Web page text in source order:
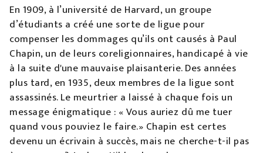
En 1909, à l’université de Harvard, un groupe
d’étudiants a créé une sorte de ligue pour
compenser les dommages qu’ils ont causés à Paul
Chapin, un de leurs coreligionnaires, handicapé à vie
à la suite d'une mauvaise plaisanterie. Des années
plus tard, en 1935, deux membres de la ligue sont
assassinés. Le meurtrier a laissé à chaque fois un
message énigmatique : « Vous auriez dû me tuer
quand vous pouviez le faire.» Chapin est certes
devenu un écrivain à succès, mais ne cherche-t-il pas